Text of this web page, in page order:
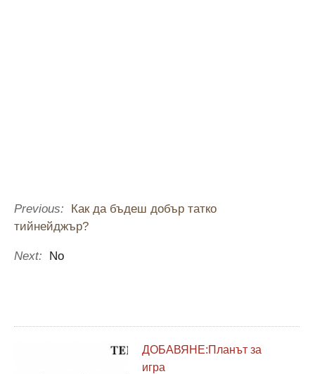
Previous:
Как да бъдеш добър татко
тийнейджър?
Next: No
ДОБАВЯНЕ:Планът за
игра